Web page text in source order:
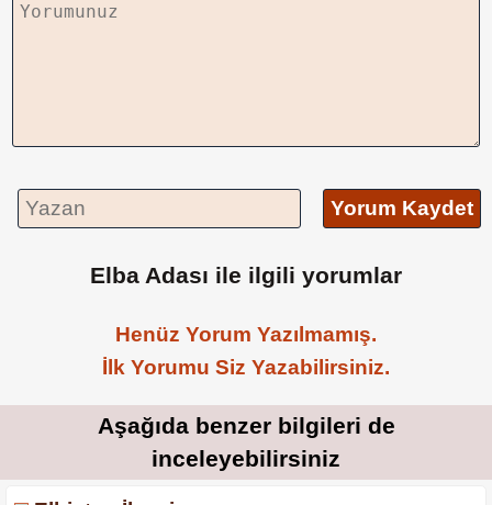
Yorum Kaydet
Elba Adası ile ilgili yorumlar
Henüz Yorum Yazılmamış.
İlk Yorumu Siz Yazabilirsiniz.
Aşağıda benzer bilgileri de
inceleyebilirsiniz